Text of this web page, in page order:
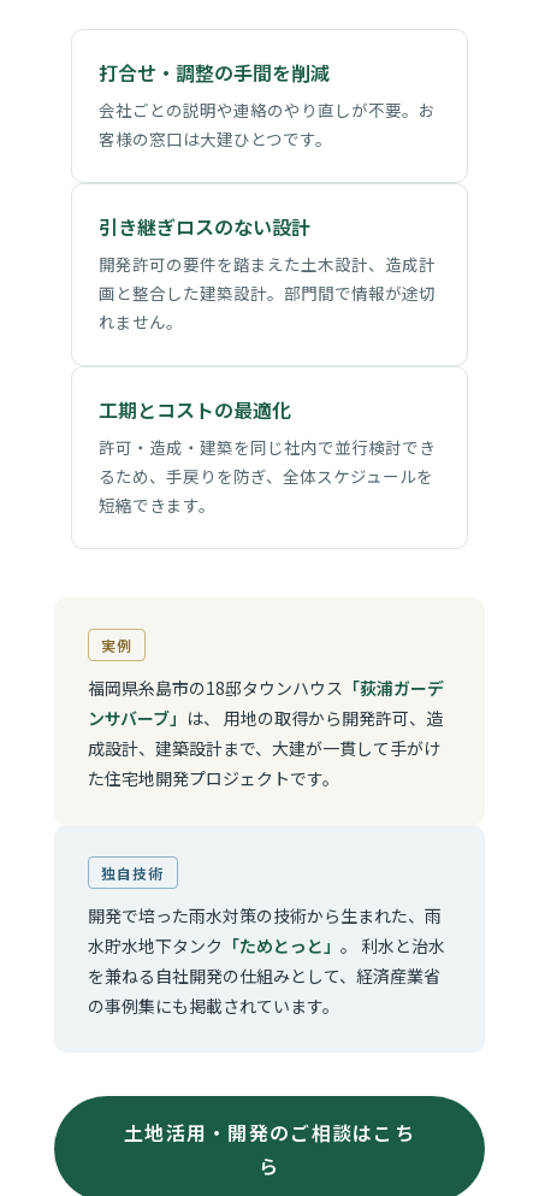
打合せ・調整の手間を削減
会社ごとの説明や連絡のやり直しが不要。お
客様の窓口は大建ひとつです。
引き継ぎロスのない設計
開発許可の要件を踏まえた土木設計、造成計
画と整合した建築設計。部門間で情報が途切
れません。
工期とコストの最適化
許可・造成・建築を同じ社内で並行検討でき
るため、手戻りを防ぎ、全体スケジュールを
短縮できます。
実例
福岡県糸島市の18邸タウンハウス 「荻浦ガーデ
ンサバーブ」 は、 用地の取得から開発許可、造
成設計、建築設計まで、大建が一貫して手がけ
た住宅地開発プロジェクトです。
独自技術
開発で培った雨水対策の技術から生まれた、雨
水貯水地下タンク 「ためとっと」 。 利水と治水
を兼ねる自社開発の仕組みとして、経済産業省
の事例集にも掲載されています。
土地活用・開発のご相談はこち
ら